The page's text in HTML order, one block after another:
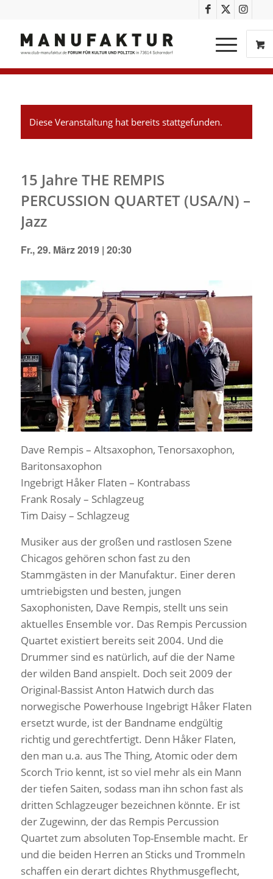
Diese Veranstaltung hat bereits stattgefunden.
15 Jahre THE REMPIS
PERCUSSION QUARTET (USA/N) –
Jazz
Fr., 29. März 2019 | 20:30
Dave Rempis – Altsaxophon, Tenorsaxophon,
Baritonsaxophon
Ingebrigt Håker Flaten – Kontrabass
Frank Rosaly – Schlagzeug
Tim Daisy – Schlagzeug
Musiker aus der großen und rastlosen Szene
Chicagos gehören schon fast zu den
Stammgästen in der Manufaktur. Einer deren
umtriebigsten und besten, jungen
Saxophonisten, Dave Rempis, stellt uns sein
aktuelles Ensemble vor. Das Rempis Percussion
Quartet existiert bereits seit 2004. Und die
Drummer sind es natürlich, auf die der Name
der wilden Band anspielt. Doch seit 2009 der
Original-Bassist Anton Hatwich durch das
norwegische Powerhouse Ingebrigt Håker Flaten
ersetzt wurde, ist der Bandname endgültig
richtig und gerechtfertigt. Denn Håker Flaten,
den man u.a. aus The Thing, Atomic oder dem
Scorch Trio kennt, ist so viel mehr als ein Mann
der tiefen Saiten, sodass man ihn schon fast als
dritten Schlagzeuger bezeichnen könnte. Er ist
der Zugewinn, der das Rempis Percussion
Quartet zum absoluten Top-Ensemble macht. Er
und die beiden Herren an Sticks und Trommeln
schaffen ein derart dichtes Rhythmusgeflecht,